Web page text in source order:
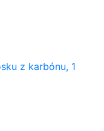
z karbónu, 1